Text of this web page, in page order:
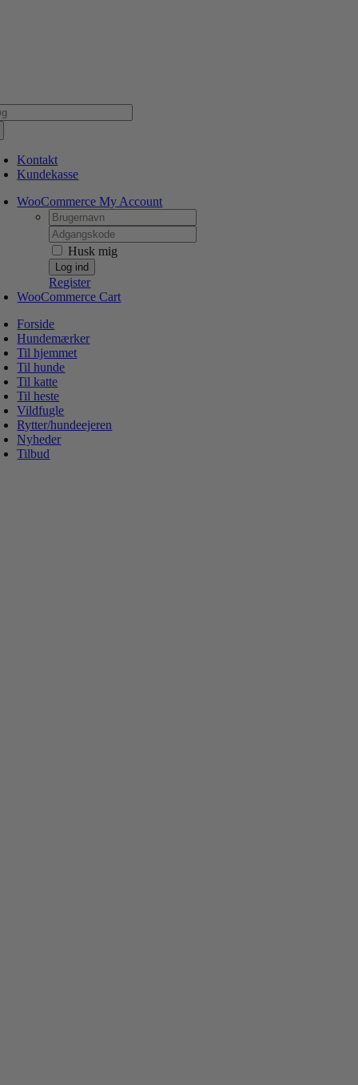
Kontakt
Kundekasse
WooCommerce My Account
Username:
Password:
Husk mig
Register
WooCommerce Cart
Forside
Hundemærker
Til hjemmet
Til hunde
Til katte
Til heste
Vildfugle
Rytter/hundeejeren
Nyheder
Tilbud